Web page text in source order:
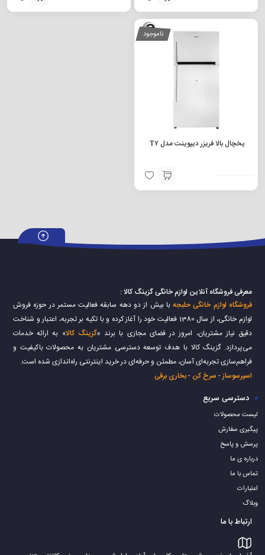
ناموجود
یخچال بالا فریزر دیپوینت مدل T۷
معرفی فروشگاه آنلاین لوازم خانگی گزینگ کالا :
فروشگاه لوازم خانگی حلبجهبا بیش از دو دهه سابقه فعالیت مستمر در حوزه فروش
لوازم خانگی، از سال 1380 فعالیت خود را آغاز کرده و با تکیه بر تجربه، اعتبار و شناخت
دقیق نیاز مشتریان، امروز در فضای مجازی با برند «گزینگ کالا» به ارائه خدمات
می‌پردازد. گزینگ کالا با هدف توسعه دسترسی مشتریان به محصولات باکیفیت و
فراهم‌سازی تجربه‌ای آسان، مطمئن و حرفه‌ای در خرید اینترنتی راه‌اندازی شده است.
اسپرسوساز- سرخ کن -بخاری برقی
دسترسی سریع
لیست محصولات
پیگیری سفارش
پرسش و پاسخ
درباره ی ما
تماس با ما
اعتبارات
وبلاگ
ارتباط با ما